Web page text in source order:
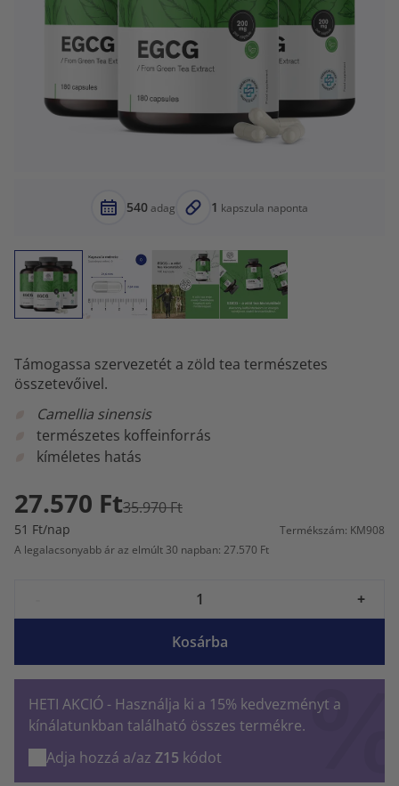
540adag 1 kapszula naponta
Támogassa szervezetét a zöld tea természetes
összetevőivel.
Camellia sinensis
természetes koffeinforrás
kíméletes hatás
27.570 Ft35.970 Ft
51 Ft/nap
Termékszám: KM908
A legalacsonyabb ár az elmúlt 30 napban: 27.570 Ft
+
Kosárba
HETI AKCIÓ - Használja ki a 15% kedvezményt a
kínálatunkban található összes termékre.
Adja hozzá a/az Z15 kódot